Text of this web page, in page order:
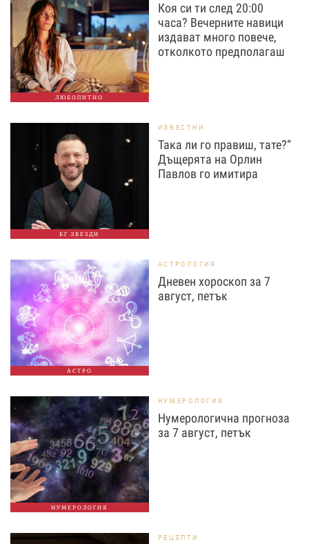
ЛЮБОПИТНО
Коя си ти след 20:00
часа? Вечерните навици
издават много повече,
отколкото предполагаш
БГ ЗВЕЗДИ
ИЗВЕСТНИ
Така ли го правиш, тате?“
Дъщерята на Орлин
Павлов го имитира
АСТРО
АСТРОЛОГИЯ
Дневен хороскоп за 7
август, петък
НУМЕРОЛОГИЯ
НУМЕРОЛОГИЯ
Нумерологична прогноза
за 7 август, петък
РЕЦЕПТИ